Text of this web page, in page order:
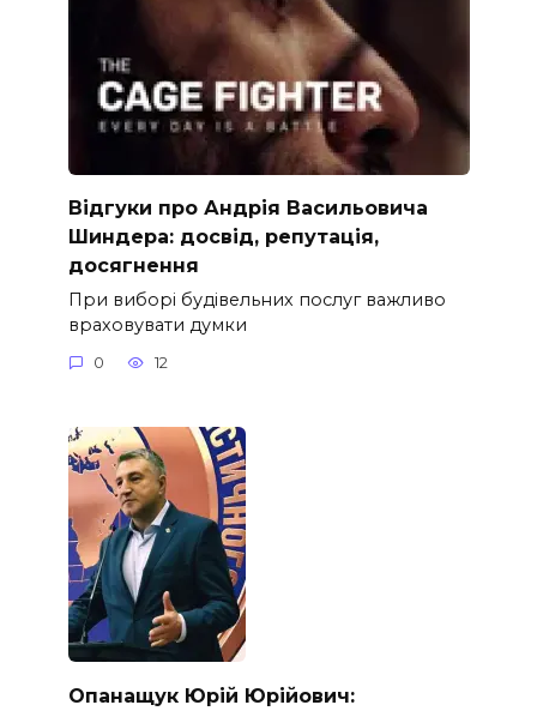
Відгуки про Андрія Васильовича
Шиндера: досвід, репутація,
досягнення
При виборі будівельних послуг важливо
враховувати думки
0 12
Опанащук Юрій Юрійович: